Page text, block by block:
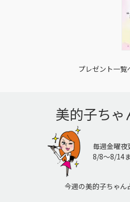
プレゼント一覧
美的子ちゃ
毎週金曜夜
8/8〜8/14
今週の美的子ちゃん